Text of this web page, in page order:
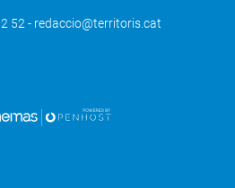
52 - redaccio@territoris.cat